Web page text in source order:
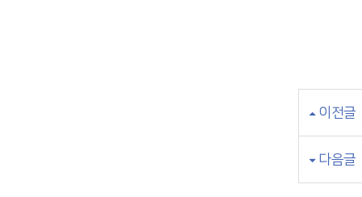
이전글
다음글